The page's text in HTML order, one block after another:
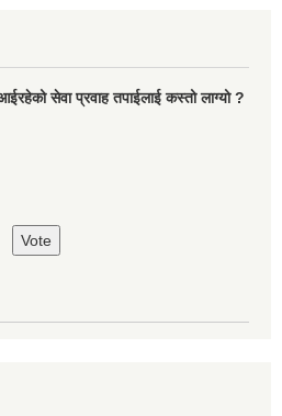
आईरहेको सेवा प्रवाह तपाईलाई कस्तो लाग्यो ?